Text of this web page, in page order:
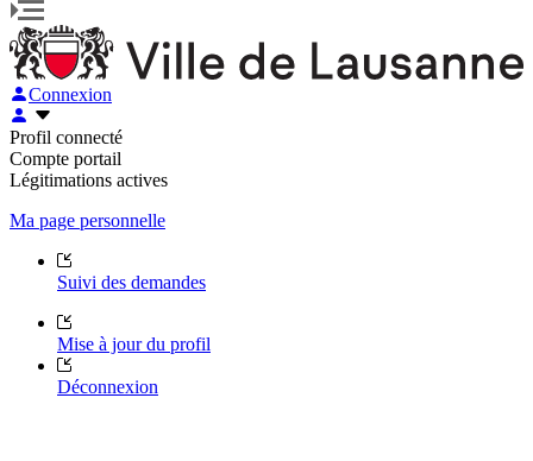
Connexion
Profil connecté
Compte portail
Légitimations actives
Ma page personnelle
Suivi des demandes
Mise à jour du profil
Déconnexion